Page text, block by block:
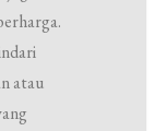
atau